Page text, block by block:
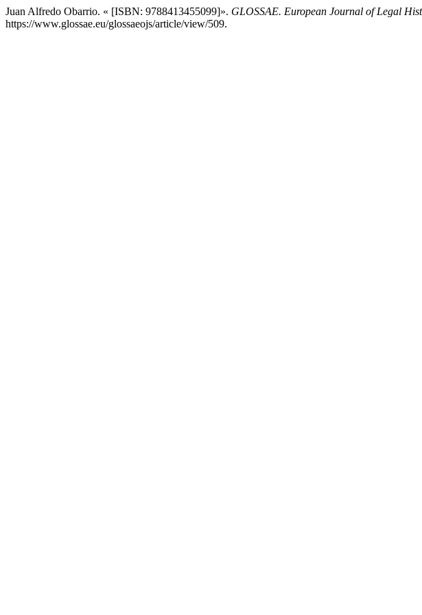
Juan Alfredo Obarrio. « [ISBN: 9788413455099]». GLOSSAE. European Journal of Legal
https://www.glossae.eu/glossaeojs/article/view/509.